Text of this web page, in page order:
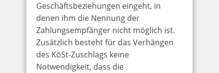
Geschäftsbeziehungen eingeht, in
denen ihm die Nennung der
Zahlungsempfänger nicht möglich ist.
Zusätzlich besteht für das Verhängen
des KöSt-Zuschlags keine
Notwendigkeit, dass die